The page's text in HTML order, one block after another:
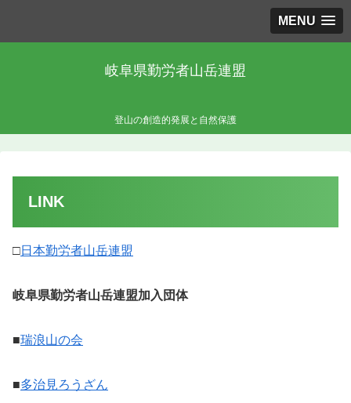
MENU
岐阜県勤労者山岳連盟
登山の創造的発展と自然保護
LINK
□日本勤労者山岳連盟
岐阜県勤労者山岳連盟加入団体
■瑞浪山の会
■多治見ろうざん